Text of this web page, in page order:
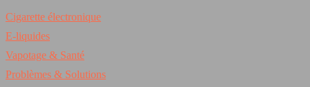
Cigarette électronique
E-liquides
Vapotage & Santé
Problèmes & Solutions